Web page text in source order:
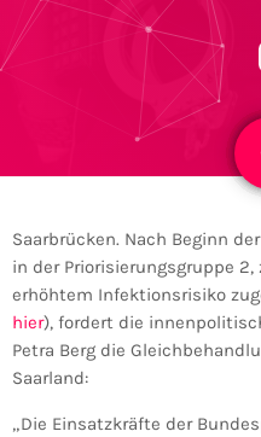
Saarbrücken. Nach Beginn
in der Priorisierungsgruppe
erhöhtem Infektionsrisiko
hier), fordert die
Petra Berg die
Saarland:
„Die Einsatzkräfte der